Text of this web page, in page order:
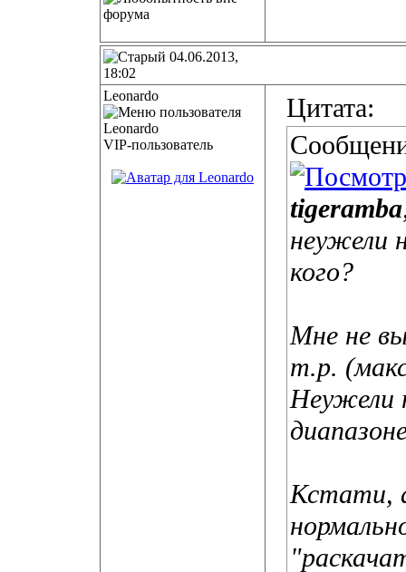
04.06.2013,
18:02
Leonardo
VIP-пользователь
Цитата:
tigeramba
неужели
кого?
Мне не
т.р.
Неужели
Кстати,